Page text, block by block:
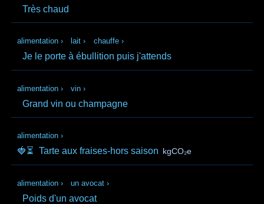
Très chaud
alimentation › lait › chauffe ›
Je le porte à ébullition puis j'attends
alimentation › vin ›
Grand vin ou champagne
alimentation ›
🍓⏳ Tarte aux fraises-hors saison kgCO₂e
alimentation › un avocat ›
Poids d'un avocat